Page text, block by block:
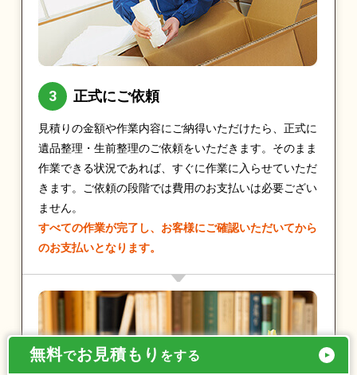
正式にご依頼
見積りの金額や作業内容にご納得いただけたら、正式に
遺品整理・生前整理のご依頼をいただきます。そのまま
作業できる状況であれば、すぐに作業に入らせていただ
きます。ご依頼の段階では費用のお支払いは必要ござい
ません。
すべての作業が完了し、お客様にご確認いただいてから
のお支払いとなります。
無料でお見積もり をする